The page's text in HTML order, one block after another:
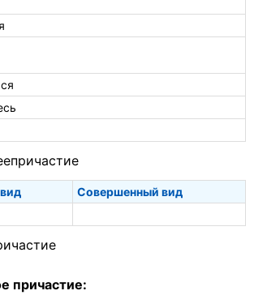
Совершенный вид
причастие: